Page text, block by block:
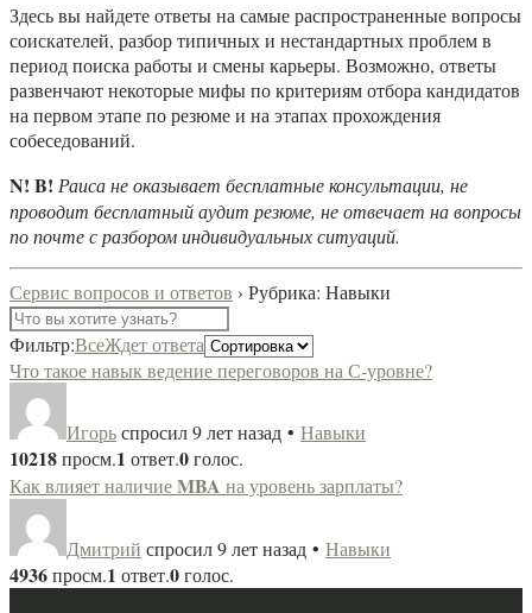
Здесь вы найдете ответы на самые распространенные вопросы
соискателей, разбор типичных и нестандартных проблем в
период поиска работы и смены карьеры. Возможно, ответы
развенчают некоторые мифы по критериям отбора кандидатов
на первом этапе по резюме и на этапах прохождения
собеседований.
N! B! Раиса не оказывает бесплатные консультации, не
проводит бесплатный аудит резюме, не отвечает на вопросы
по почте с разбором индивидуальных ситуаций.
Сервис вопросов и ответов › Рубрика: Навыки
Фильтр:ВсеЖдет ответа
Что такое навык ведение переговоров на С-уровне?
Игорьспросил 9 лет назад • Навыки
10218просм.1 ответ.0голос.
Как влияет наличиеMBA на уровень зарплаты?
Дмитрий спросил 9 лет назад • Навыки
4936просм.1 ответ.0голос.